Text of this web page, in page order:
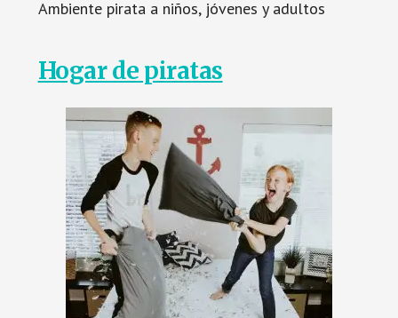
Ambiente pirata a niños, jóvenes y adultos
Hogar de piratas